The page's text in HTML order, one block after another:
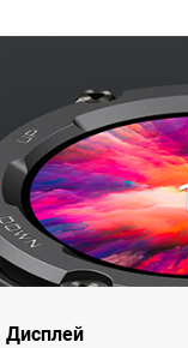
Дисплей